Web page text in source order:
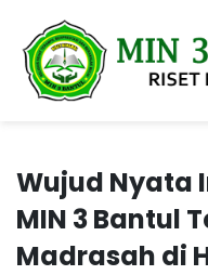
Wujud Nyata
MIN 3 Bantul
Madrasah di